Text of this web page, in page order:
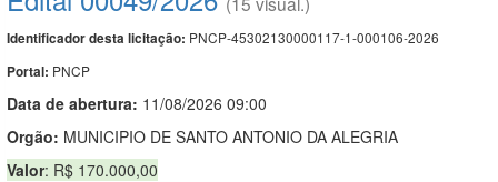
Identificador desta licitação: PNCP-45302130000117-1-000106-2026
Portal: PNCP
Data de abertura: 11/08/2026 09:00
Orgão: MUNICIPIO DE SANTO ANTONIO DA ALEGRIA
Valor: R$ 170.000,00